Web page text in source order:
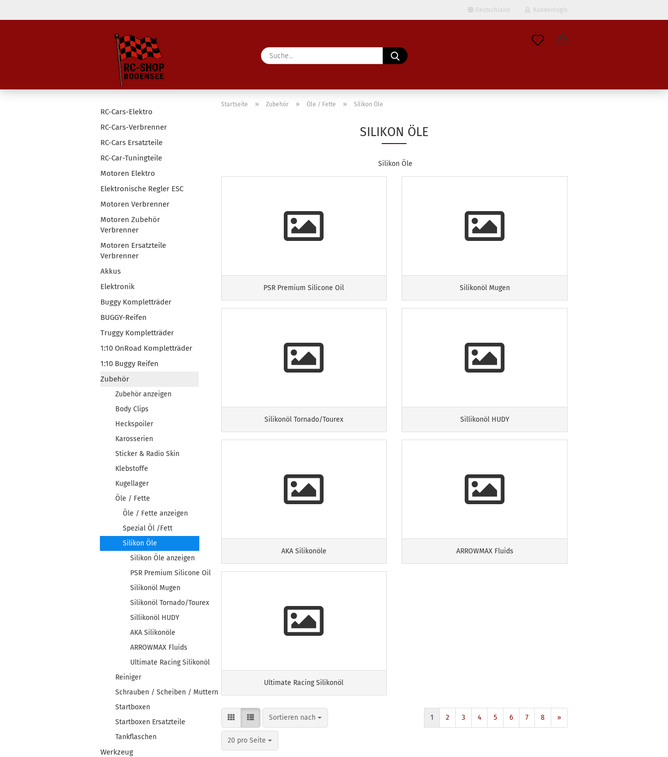
Deutschland Kundenlogin
Passwort
Suche...
Startseite » Zubehör » Öle / Fette » Silikon Öle
SILIKON ÖLE
Silikon Öle
PSR Premium Silicone Oil Silikonöl Mugen
Silikonöl Tornado/Tourex Sillikonöl HUDY
AKA Silikonöle ARROWMAX Fluids
Ultimate Racing Silikonöl
Sortieren nach
Sortieren nach
20 pro Seite
pro Seite
1 2 3 4 5 6 7 8 »
RC-Cars-Elektro
RC-Cars-Verbrenner
RC-Cars Ersatzteile
RC-Car-Tuningteile
Motoren Elektro
Elektronische Regler ESC
Motoren Verbrenner
Motoren Zubehör
Verbrenner
Motoren Ersatzteile
Verbrenner
Akkus
Elektronik
Buggy Kompletträder
BUGGY-Reifen
Truggy Kompletträder
1:10 OnRoad Kompletträder
1:10 Buggy Reifen
Zubehör
Zubehör anzeigen
Body Clips
Heckspoiler
Karosserien
Sticker & Radio Skin
Klebstoffe
Kugellager
Öle / Fette
Öle / Fette anzeigen
Spezial Öl /Fett
Silikon Öle
Silikon Öle anzeigen
PSR Premium Silicone Oil
Silikonöl Mugen
Silikonöl Tornado/Tourex
Sillikonöl HUDY
AKA Silikonöle
ARROWMAX Fluids
Ultimate Racing Silikonöl
Reiniger
Schrauben / Scheiben / Muttern
Startboxen
Startboxen Ersatzteile
Tankflaschen
Werkzeug